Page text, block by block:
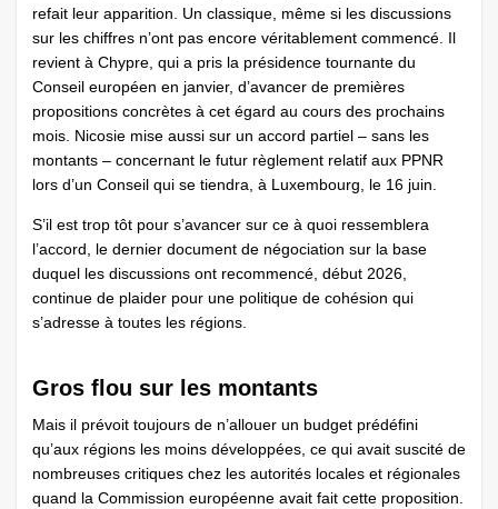
refait leur apparition. Un classique, même si les discussions
sur les chiffres n’ont pas encore véritablement commencé. Il
revient à Chypre, qui a pris la présidence tournante du
Conseil européen en janvier, d’avancer de premières
propositions concrètes à cet égard au cours des prochains
mois. Nicosie mise aussi sur un accord partiel – sans les
montants – concernant le futur règlement relatif aux PPNR
lors d’un Conseil qui se tiendra, à Luxembourg, le 16 juin.
S’il est trop tôt pour s’avancer sur ce à quoi ressemblera
l’accord, le dernier document de négociation sur la base
duquel les discussions ont recommencé, début 2026,
continue de plaider pour une politique de cohésion qui
s’adresse à toutes les régions.
Gros flou sur les montants
Mais il prévoit toujours de n’allouer un budget prédéfini
qu’aux régions les moins développées, ce qui avait suscité de
nombreuses critiques chez les autorités locales et régionales
quand la Commission européenne avait fait cette proposition.